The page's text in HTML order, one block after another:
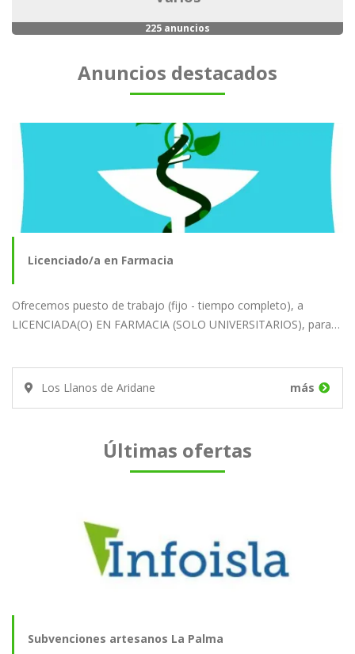
225 anuncios
Anuncios destacados
Licenciado/a en Farmacia
Ofrecemos puesto de trabajo (fijo - tiempo completo), a
LICENCIADA(O) EN FARMACIA (SOLO UNIVERSITARIOS), para…
Los Llanos de Aridane más
Últimas ofertas
Subvenciones artesanos La Palma